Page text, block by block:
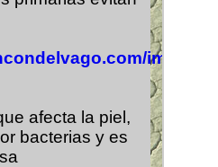
afecta la piel,
bacterias y es